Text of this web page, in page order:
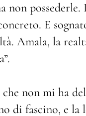
non
E
Amala, la
non mi ha
di fascino, e la